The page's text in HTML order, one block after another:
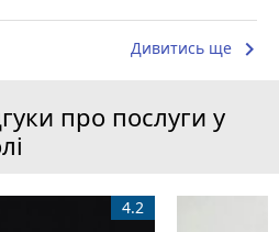
Дивитись ще keyboard_arrow_right
про послуги у
4.2